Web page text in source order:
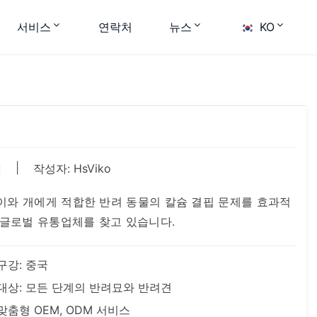
서비스 연락처 뉴스 KO
작성자: HsViko
개에게 적합한 반려 동물의 칼슘 결핍 문제를 효과적
로벌 유통업체를 찾고 있습니다.
강: 중국
상: 모든 단계의 반려묘와 반려견
춤형 OEM, ODM 서비스